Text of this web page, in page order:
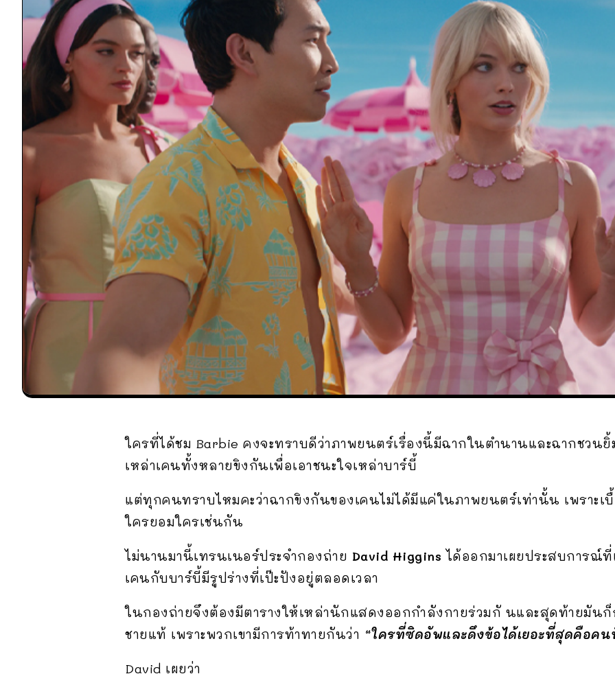
ใครที่ได้ชม Barbie คงจะทราบดีว่าภาพยนตร์เรื่องนี้มีฉากในตำนานและฉากชว
เหล่าเคนทั้งหลายขิงกันเพื่อเอาชนะใจเหล่าบาร์บี้
แต่ทุกคนทราบไหมคะว่าฉากขิงกันของเคนไม่ได้มีแค่ในภาพยนตร์เท่านั้น เพราะ
ใครยอมใครเช่นกัน
ไม่นานมานี้เทรนเนอร์ประจำกองถ่าย David Higgins ได้ออกมาเผยประสบการณ์
เคนกับบาร์บี้มีรูปร่างที่เป๊ะปังอยู่ตลอดเวลา
ในกองถ่ายจึงต้องมีตารางให้เหล่านักแสดงออกกำลังกายร่วมกั นและสุดท้ายมัน
ชายแท้ เพราะพวกเขามีการท้าทายกันว่า “ใครที่ซิดอัพและดึงข้อได้เยอะที่สุดคือค
David เผยว่า